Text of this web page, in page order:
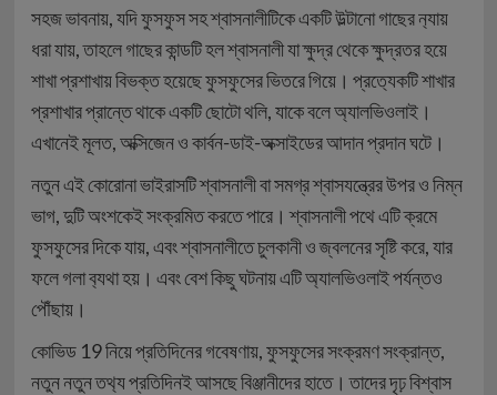
সহজ ভাবনায়, যদি ফুসফুস সহ শ্বাসনালীটিকে একটি উল্টানো গাছের ন‍্যায়
ধরা যায়, তাহলে গাছের কান্ডটি হল শ্বাসনালী যা ক্ষুদ্র থেকে ক্ষুদ্রতর হয়ে
শাখা প্রশাখায় বিভক্ত হয়েছে ফুসফুসের ভিতরে গিয়ে। প্রত‍্যেকটি শাখার
প্রশাখার প্রান্তে থাকে একটি ছোটো থলি, যাকে বলে অ্যালভিওলাই।
এখানেই মূলত, অক্সিজেন ও কার্বন-ডাই-অক্সাইডের আদান প্রদান ঘটে।
নতুন এই কোরোনা ভাইরাসটি শ্বাসনালী বা সমগ্র শ্বাসযন্ত্রের উপর ও নিম্ন
ভাগ, দুটি অংশকেই সংক্রমিত করতে পারে। শ্বাসনালী পথে এটি ক্রমে
ফুসফুসের দিকে যায়, এবং শ্বাসনালীতে চুলকানী ও জ্বলনের সৃষ্টি করে, যার
ফলে গলা ব‍্যথা হয়। এবং বেশ কিছু ঘটনায় এটি অ্যালভিওলাই প‍র্যন্ত‌ও
পৌঁছায়।
কোভিড 19 নিয়ে প্রতিদিনের গবেষণায়, ফুসফুসের সংক্রমণ সংক্রান্ত,
নতুন নতুন তথ‍্য প্রতিদিনই আসছে বিঞ্জানীদের হাতে। তাদের দৃঢ় বিশ্বাস